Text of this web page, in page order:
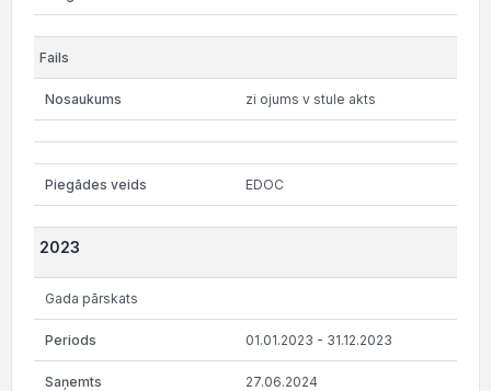
zi ojums v stule akts
EDOC
2023
Gada pārskats
01.01.2023 - 31.12.2023
27.06.2024